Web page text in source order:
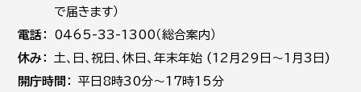
で届きます）
電話
0465-33-1300（総合案内）
休み
土､日､祝日、休日、年末年始 (12月29日～1月3日)
開庁時間
平日8時30分～17時15分